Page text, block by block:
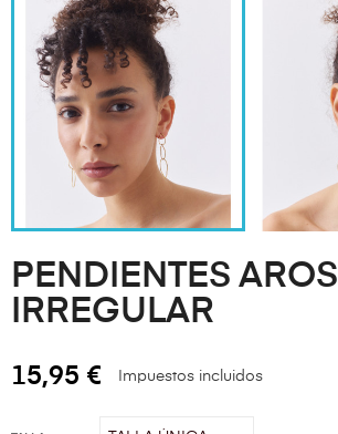
PENDIENTES AROS
IRREGULAR
15,95 € Impuestos incluidos